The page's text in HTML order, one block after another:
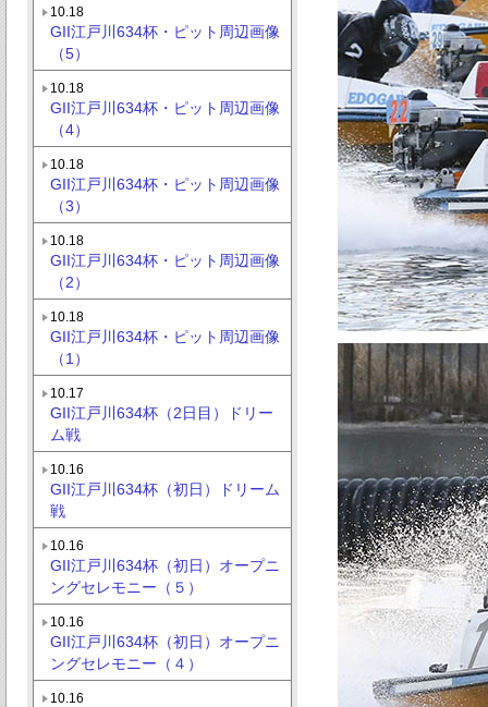
10.18
GII江戸川634杯・ピット周辺画像
（5）
10.18
GII江戸川634杯・ピット周辺画像
（4）
10.18
GII江戸川634杯・ピット周辺画像
（3）
10.18
GII江戸川634杯・ピット周辺画像
（2）
10.18
GII江戸川634杯・ピット周辺画像
（1）
10.17
GII江戸川634杯（2日目）ドリー
ム戦
10.16
GII江戸川634杯（初日）ドリーム
戦
10.16
GII江戸川634杯（初日）オープニ
ングセレモニー（５）
10.16
GII江戸川634杯（初日）オープニ
ングセレモニー（４）
10.16